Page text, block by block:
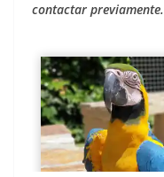
contactar previamente.